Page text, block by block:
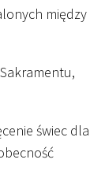
między
świec dla